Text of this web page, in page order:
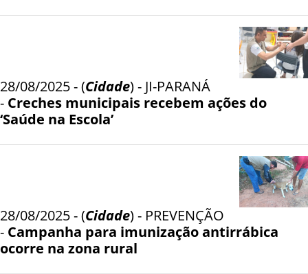
28/08/2025 - (Cidade) - JI-PARANÁ
- Creches municipais recebem ações do
‘Saúde na Escola’
28/08/2025 - (Cidade) - PREVENÇÃO
- Campanha para imunização antirrábica
ocorre na zona rural